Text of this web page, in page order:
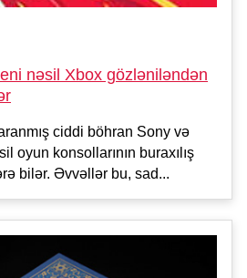
nəsil Xbox gözləniləndən
ciddi böhran Sony və
oyun konsollarının buraxılış
bilər. Əvvəllər bu, sad...